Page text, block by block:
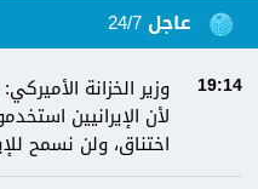
عاجل 24/7
19:14
وزير الخزانة
لأن الإيرانيين
اختناق، ولن نسمح